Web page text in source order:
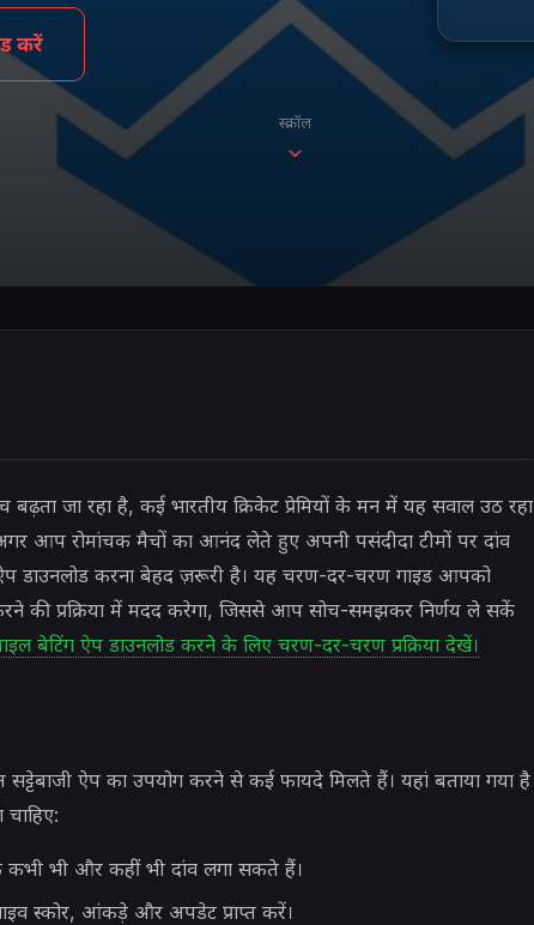
करें
स्क्रॉल
जा रहा है, कई भारतीय क्रिकेट प्रेमियों के मन में यह सवाल उठ रहा
आप रोमांचक मैचों का आनंद लेते हुए अपनी पसंदीदा टीमों पर दांव
डाउनलोड करना बेहद ज़रूरी है। यह चरण-दर-चरण गाइड आपको
की प्रक्रिया में मदद करेगा, जिससे आप सोच-समझकर निर्णय ले सकें
बेटिंग ऐप डाउनलोड करने के लिए चरण-दर-चरण प्रक्रिया देखें।
ऐप का उपयोग करने से कई फायदे मिलते हैं। यहां बताया गया है
भी और कहीं भी दांव लगा सकते हैं।
स्कोर, आंकड़े और अपडेट प्राप्त करें।